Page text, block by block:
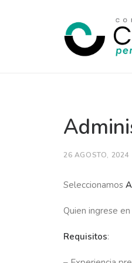
26 AGOSTO, 2024
Seleccionamos
Quien ingrese
Requisitos: